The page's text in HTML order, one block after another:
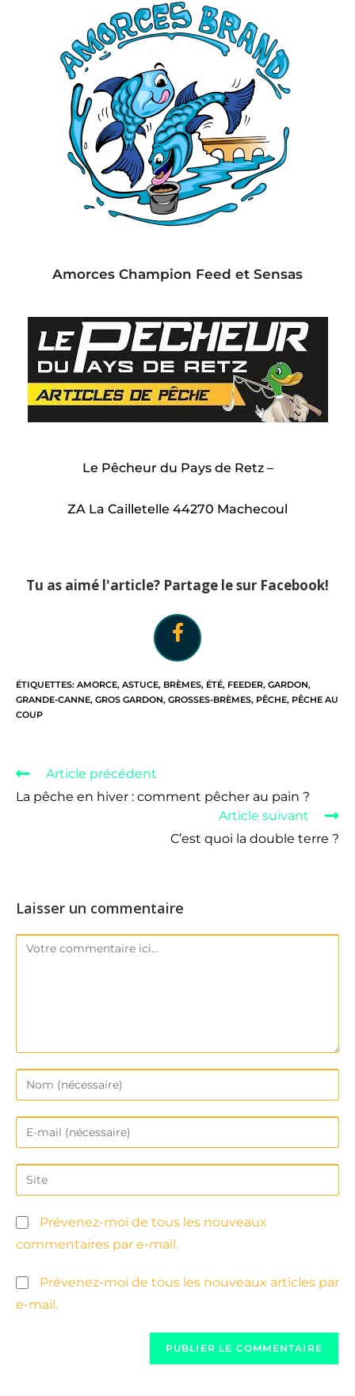
Amorces Champion Feed et Sensas
Le Pêcheur du Pays de Retz –
ZA La Cailletelle 44270 Machecoul
Tu as aimé l'article? Partage le sur Facebook!
ÉTIQUETTES: AMORCE, ASTUCE, BRÈMES, ÉTÉ, FEEDER, GARDON,
GRANDE-CANNE, GROS GARDON, GROSSES-BRÈMES, PÊCHE, PÊCHE AU
COUP
Article précédent
La pêche en hiver : comment pêcher au pain ?
Article suivant
C’est quoi la double terre ?
Laisser un commentaire
Prévenez-moi de tous les nouveaux
commentaires par e-mail.
Prévenez-moi de tous les nouveaux articles par
e-mail.